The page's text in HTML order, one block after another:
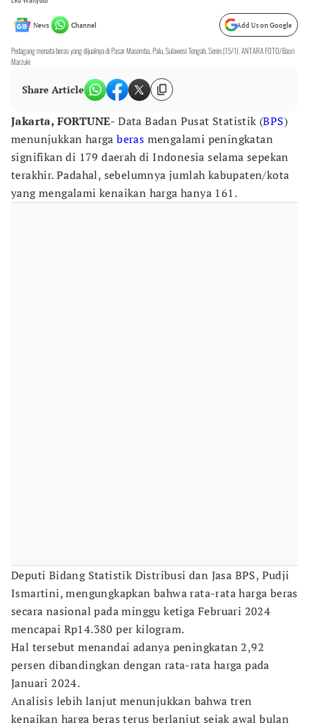
News Channel Add Us on Google
Pedagang menata beras yang dijualnya di Pasar Masomba, Palu, Sulawesi Tengah, Senin (15/1). ANTARA FOTO/Basri
Marzuki
Share Article
Jakarta, FORTUNE- Data Badan Pusat Statistik (BPS)
menunjukkan hargaberas mengalami peningkatan
signifikan di 179 daerah di Indonesia selama sepekan
terakhir. Padahal, sebelumnya jumlah kabupaten/kota
yang mengalami kenaikan harga hanya 161.
Deputi Bidang Statistik Distribusi dan Jasa BPS, Pudji
Ismartini, mengungkapkan bahwa rata-rata harga beras
secara nasional pada minggu ketiga Februari 2024
mencapai Rp14.380 per kilogram.
Hal tersebut menandai adanya peningkatan 2,92
persen dibandingkan dengan rata-rata harga pada
Januari 2024.
Analisis lebih lanjut menunjukkan bahwa tren
kenaikan harga beras terus berlanjut sejak awal bulan